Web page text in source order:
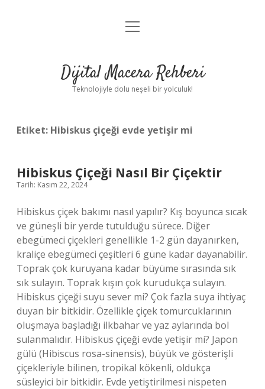
Anasayfa
Yasal Uyarı
menüyü
Dijital Macera Rehberi
Teknolojiyle dolu neşeli bir yolculuk!
Etiket: Hibiskus çiçeği evde yetişir mi
Hibiskus Çiçeği Nasıl Bir Çiçektir
Tarih: Kasım 22, 2024
Hibiskus çiçek bakımı nasıl yapılır? Kış boyunca sıcak
ve güneşli bir yerde tutulduğu sürece. Diğer
ebegümeci çiçekleri genellikle 1-2 gün dayanırken,
kraliçe ebegümeci çeşitleri 6 güne kadar dayanabilir.
Toprak çok kuruyana kadar büyüme sırasında sık
sık sulayın. Toprak kışın çok kurudukça sulayın.
Hibiskus çiçeği suyu sever mi? Çok fazla suya ihtiyaç
duyan bir bitkidir. Özellikle çiçek tomurcuklarının
oluşmaya başladığı ilkbahar ve yaz aylarında bol
sulanmalıdır. Hibiskus çiçeği evde yetişir mi? Japon
gülü (Hibiscus rosa-sinensis), büyük ve gösterişli
çiçekleriyle bilinen, tropikal kökenli, oldukça
süsleyici bir bitkidir. Evde yetiştirilmesi nispeten